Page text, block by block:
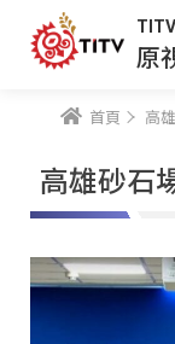
原
首頁 高
高雄砂石